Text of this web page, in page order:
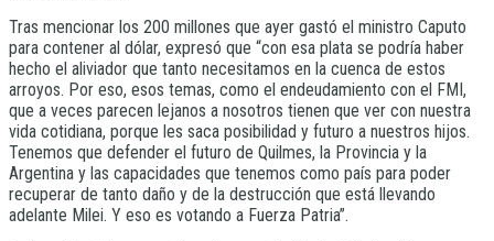
Tras mencionar los 200 millones que ayer gastó el ministro Caputo
para contener al dólar, expresó que “con esa plata se podría haber
hecho el aliviador que tanto necesitamos en la cuenca de estos
arroyos. Por eso, esos temas, como el endeudamiento con el FMI,
que a veces parecen lejanos a nosotros tienen que ver con nuestra
vida cotidiana, porque les saca posibilidad y futuro a nuestros hijos.
Tenemos que defender el futuro de Quilmes, la Provincia y la
Argentina y las capacidades que tenemos como país para poder
recuperar de tanto daño y de la destrucción que está llevando
adelante Milei. Y eso es votando a Fuerza Patria”.